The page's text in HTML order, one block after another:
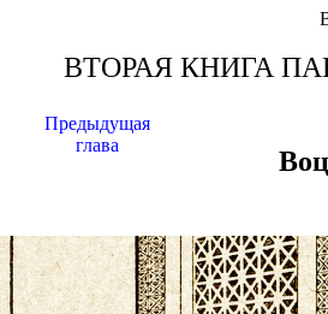
ВТОРАЯ КНИГА
Предыдущая
глава